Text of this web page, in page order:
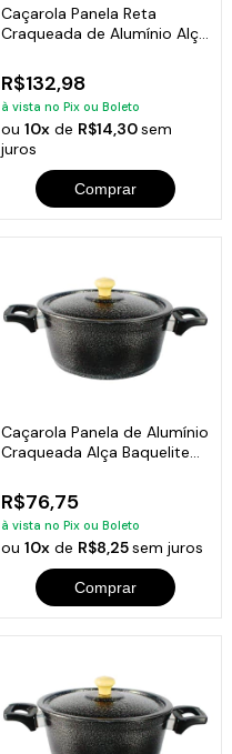
Caçarola Panela Reta
Craqueada de Alumínio Alça
R$132,98
à vista no Pix ou Boleto
ou 10xde R$14,30sem
juros
Comprar
Caçarola Panela de Alumínio
Craqueada Alça Baquelite
R$76,75
à vista no Pix ou Boleto
ou 10xde R$8,25sem juros
Comprar